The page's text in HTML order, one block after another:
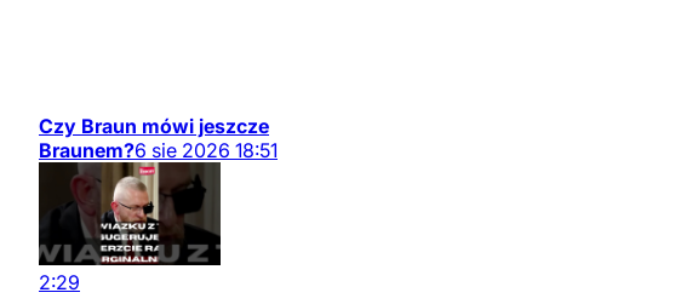
Czy Braun mówi jeszcze
Braunem?6 sie 2026 18:51
2:29